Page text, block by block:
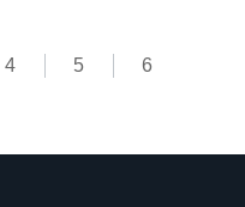
4 5 6